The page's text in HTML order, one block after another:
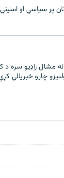
پر سیاسي او
۲۰۲۶ز کال د مارچ تر پایه له مشال
چارو خبریالي